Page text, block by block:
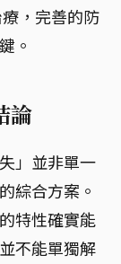
，完善的防
。
論
」並非單一
綜合方案。
特性確實能
不能單獨解